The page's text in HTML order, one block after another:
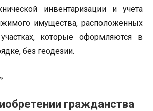
инвентаризации и учета
имущества, расположенных
которые оформляются в
без геодезии.
гражданства